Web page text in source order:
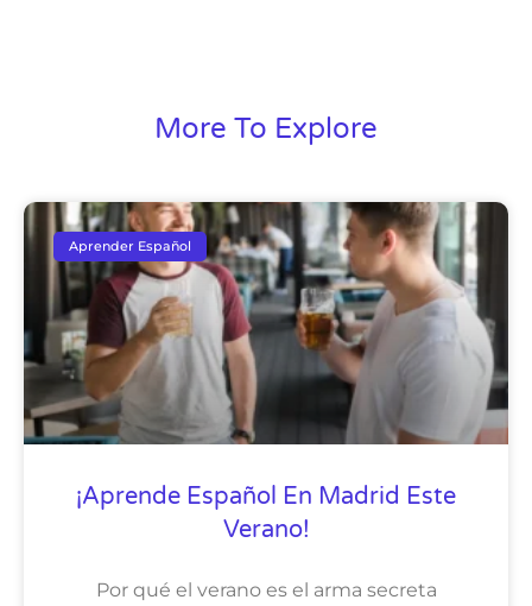
More To Explore
Aprender Español
¡Aprende Español En Madrid Este
Verano!
Por qué el verano es el arma secreta